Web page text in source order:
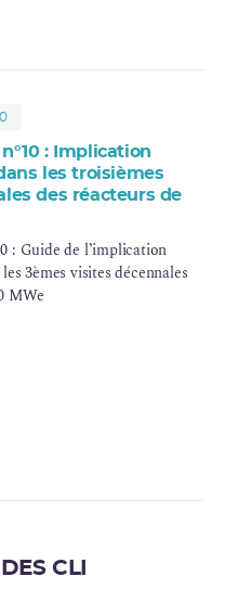
: Implication
les troisièmes
des réacteurs de
: Guide de l’implication
3èmes visites décennales
MWe
CLI